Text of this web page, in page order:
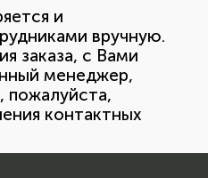
и
вручную.
заказа, с Вами
менеджер,
пожалуйста,
контактных